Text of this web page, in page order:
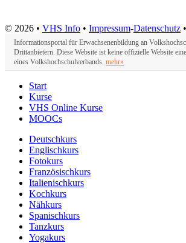
© 2026 • VHS Info • Impressum-Datenschutz •
Informationsportal für Erwachsenenbildung an
Drittanbietern. Diese Website ist keine offizielle Website
eines Volkshochschulverbands. mehr»
Start
Kurse
VHS Online Kurse
MOOCs
Deutschkurs
Englischkurs
Fotokurs
Französischkurs
Italienischkurs
Kochkurs
Nähkurs
Spanischkurs
Tanzkurs
Yogakurs